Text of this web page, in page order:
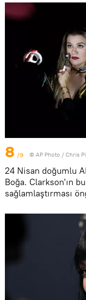
8 /9 © AP Photo / Chris
24 Nisan doğumlu
Boğa. Clarkson'ın
sağlamlaştırması